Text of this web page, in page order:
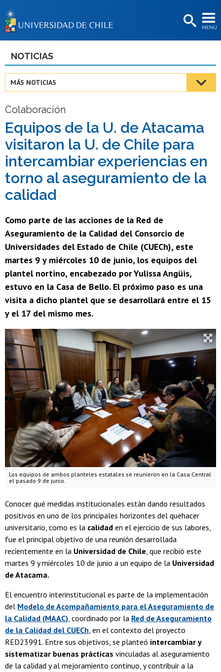
MENÚ
BIBLIOTECAS
Estudiantes
Funcionarias/os
Egresadas/os
NOTICIAS
MÁS NOTICIAS
Colaboración
Equipos de la U. de Atacama
visitaron la U. de Chile para
intercambiar experiencias en
torno al aseguramiento de la
calidad
Como parte de las acciones de la Red de
Aseguramiento de la Calidad del Consorcio de
Universidades del Estado de Chile (CUECh), este
martes 9 y miércoles 10 de junio, los equipos del
plantel nortino, encabezado por Yulissa Angüis,
estuvo en la Casa de Bello. El próximo paso es una
visita a dicho plantel que se desarrollará entre el 15
y el 17 del mismo mes.
Los equipos de ambos planteles estatales se reunieron en la Casa Central
el pasado 9 de junio.
Conocer qué medidas institucionales están dando resultados
positivos en uno de los principales horizontes del quehacer
universitario, como es la calidad en el ejercicio de sus labores,
fue el principal objetivo de una reunión desarrollada
recientemente en la Universidad de Chile, que recibió este
martes 9 y miércoles 10 de junio a un equipo de la Universidad
de Atacama.
El encuentro interinstitucional es parte de la implementación
del Modelo de Acompañamiento para el Aseguramiento de
la Calidad (MAAC), coordinado por la Red de Aseguramiento
de la Calidad del CUECh, en el contexto del proyecto
RED23991. Entre sus objetivos, se planteó intercambiar y
sistematizar buenas prácticas vinculadas al aseguramiento
de la calidad y al mejoramiento continuo, y contribuir a la